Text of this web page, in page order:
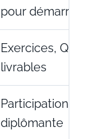
pour démarrer
Exercices, Q/R,
livrables
Participation ou
diplômante